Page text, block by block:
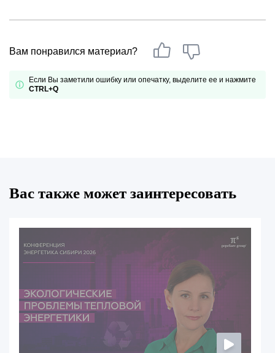
Вам понравился материал?
Если Вы заметили ошибку или опечатку, выделите ее и нажмите
CTRL+Q
Вас также может заинтересовать